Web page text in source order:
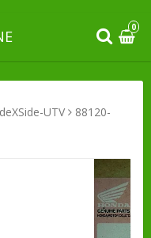
0
UTV
88120-